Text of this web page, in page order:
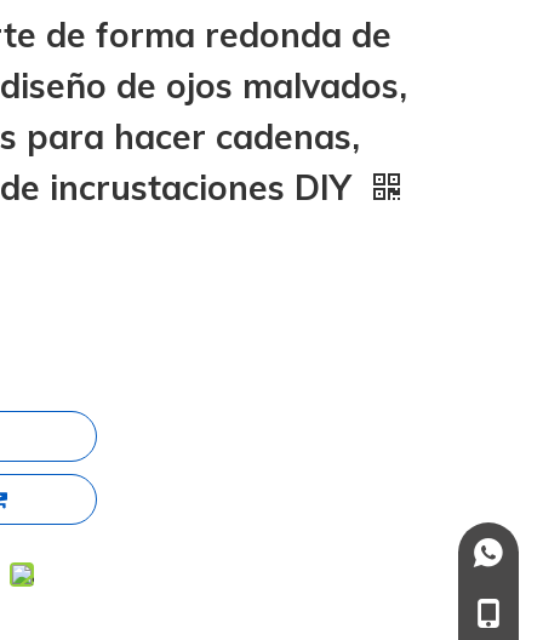
de forma redonda de
de ojos malvados,
para hacer cadenas,
incrustaciones DIY